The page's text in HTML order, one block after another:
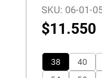
SKU: 06-01-
$11.550
38 40